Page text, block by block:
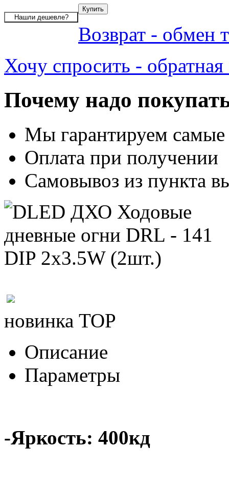
Возврат - обмен
Хочу спросить - обратная
Почему надо
Мы гарантируем
Оплата при получении
Самовывоз из пункта
новинка TOP
Описание
Параметры
-Яркость: 400кд